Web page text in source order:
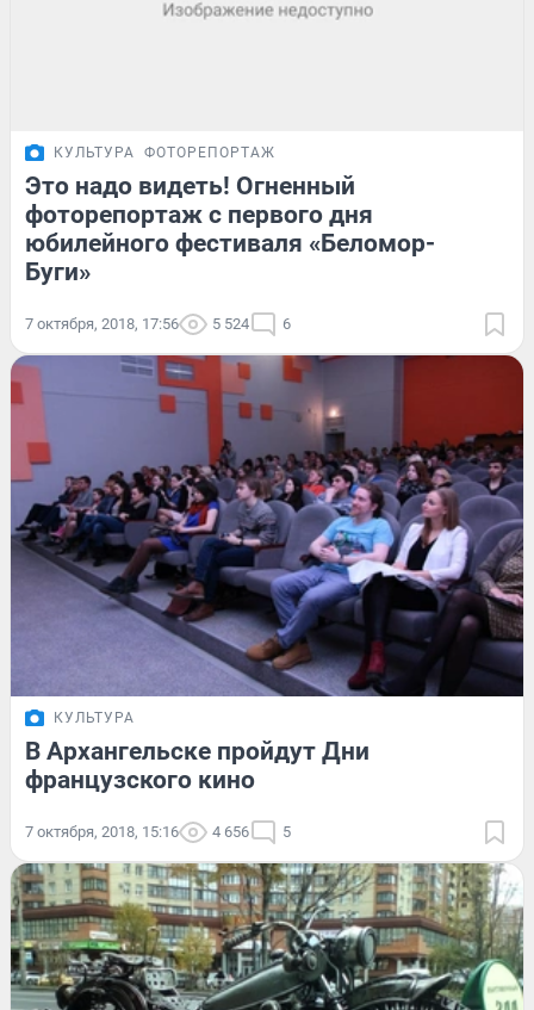
КУЛЬТУРА ФОТОРЕПОРТАЖ
Это надо видеть! Огненный
фоторепортаж с первого дня
юбилейного фестиваля «Беломор-
Буги»
7 октября, 2018, 17:56 5 524 6
КУЛЬТУРА
В Архангельске пройдут Дни
французского кино
7 октября, 2018, 15:16 4 656 5